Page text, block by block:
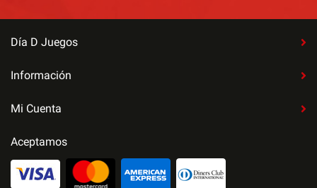
Día D Juegos
Información
Mi Cuenta
Aceptamos